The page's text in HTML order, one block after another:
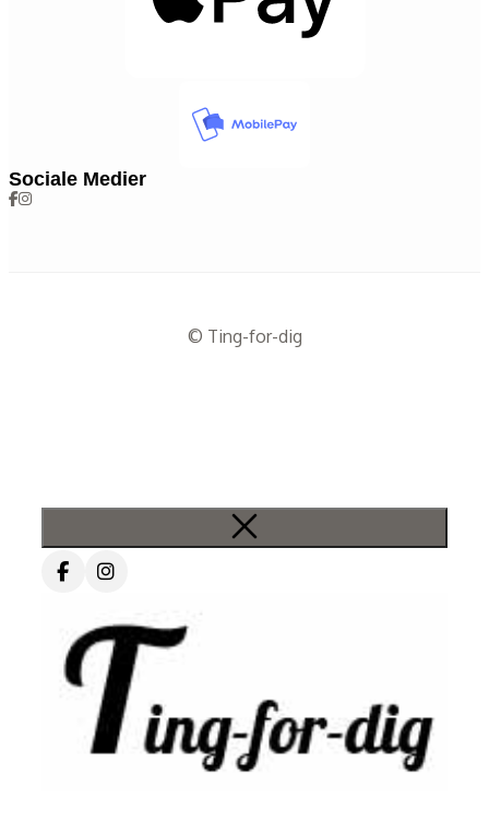
Sociale Medier
© Ting-for-dig